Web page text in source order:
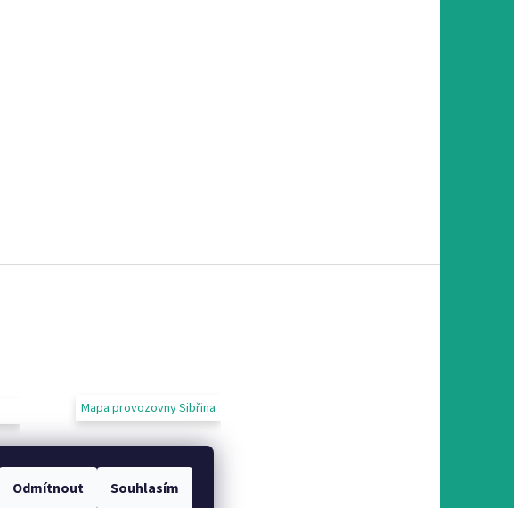
Odmítnout Souhlasím
Mapa provozovny Sibřina